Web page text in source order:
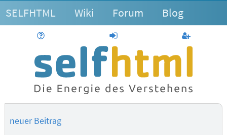
SELFHTML Wiki Forum Blog
anmelden
neuer Beitrag